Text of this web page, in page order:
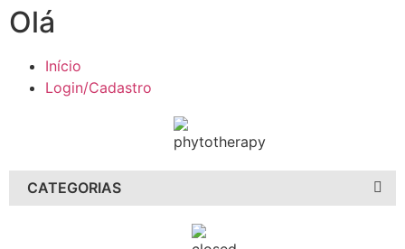
Olá
Início
Login/Cadastro
CATEGORIAS